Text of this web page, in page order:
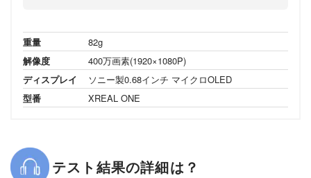
重量
82g
解像度
400万画素(1920×1080P)
ディスプレイ
ソニー製0.68インチ マイクロOLED
型番
XREAL ONE
テスト結果の詳細は？